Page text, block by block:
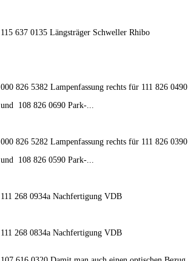
115 637 0135 Längsträger Schweller Rhibo
000 826 5382 Lampenfassung rechts für 111 826 0490
und 108 826 0690 Park-...
000 826 5282 Lampenfassung rechts für 111 826 0390
und 108 826 0590 Park-...
111 268 0934a Nachfertigung VDB
111 268 0834a Nachfertigung VDB